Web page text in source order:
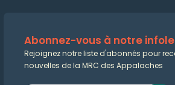
Abonnez-vous à notre
Rejoignez notre liste d'abonnés pour
nouvelles de la MRC des Appalaches